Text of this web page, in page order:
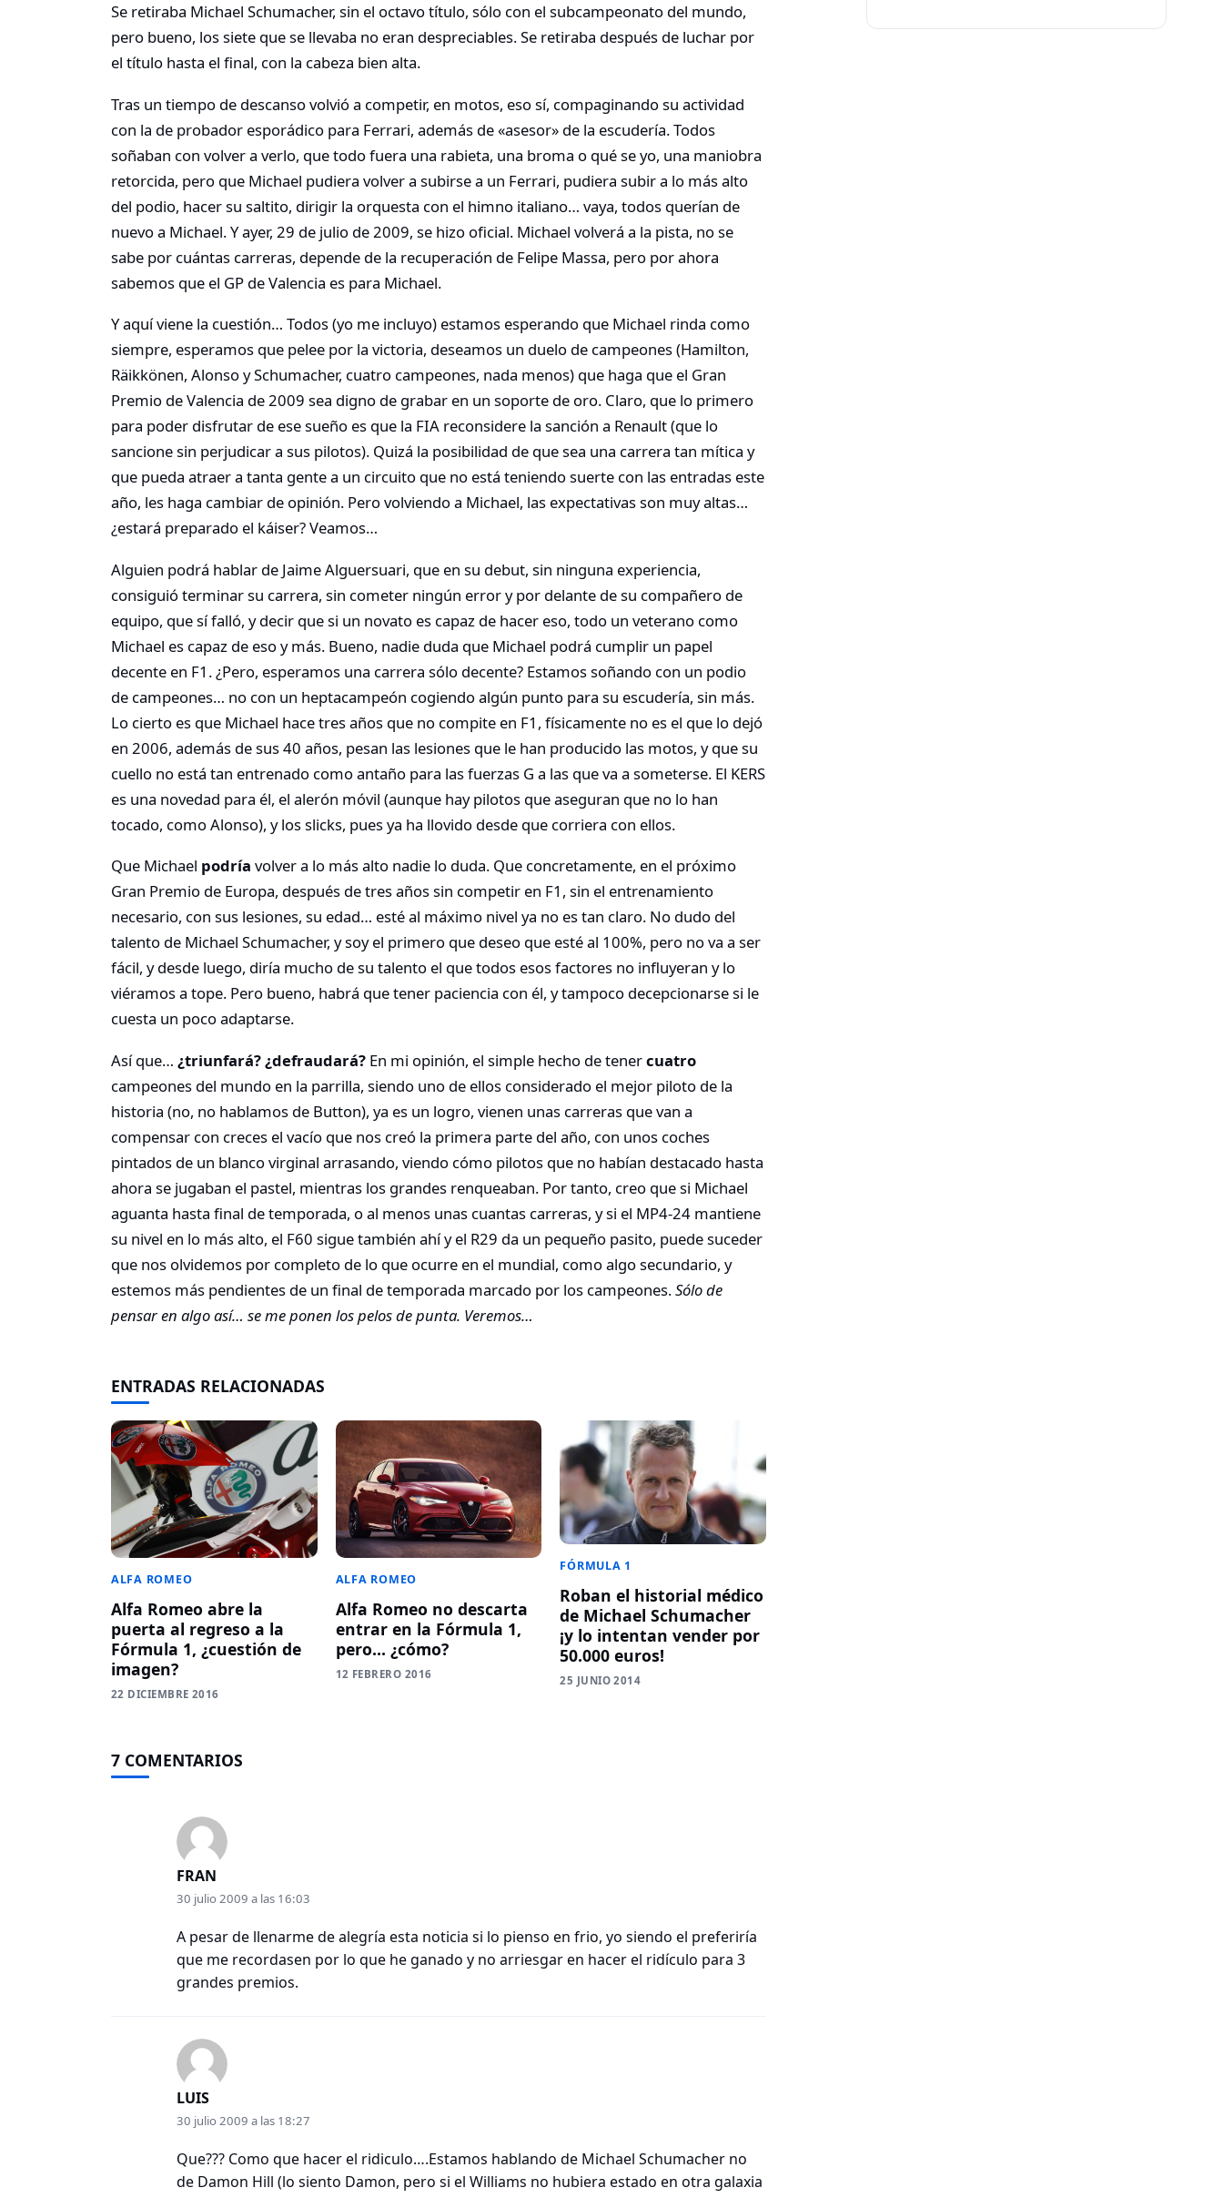
Se retiraba Michael Schumacher, sin el octavo título, sólo con el subcampeonato del mundo,
pero bueno, los siete que se llevaba no eran despreciables. Se retiraba después de luchar por
el título hasta el final, con la cabeza bien alta.
Tras un tiempo de descanso volvió a competir, en motos, eso sí, compaginando su actividad
con la de probador esporádico para Ferrari, además de «asesor» de la escudería. Todos
soñaban con volver a verlo, que todo fuera una rabieta, una broma o qué se yo, una maniobra
retorcida, pero que Michael pudiera volver a subirse a un Ferrari, pudiera subir a lo más alto
del podio, hacer su saltito, dirigir la orquesta con el himno italiano… vaya, todos querían de
nuevo a Michael. Y ayer, 29 de julio de 2009, se hizo oficial. Michael volverá a la pista, no se
sabe por cuántas carreras, depende de la recuperación de Felipe Massa, pero por ahora
sabemos que el GP de Valencia es para Michael.
Y aquí viene la cuestión… Todos (yo me incluyo) estamos esperando que Michael rinda como
siempre, esperamos que pelee por la victoria, deseamos un duelo de campeones (Hamilton,
Räikkönen, Alonso y Schumacher, cuatro campeones, nada menos) que haga que el Gran
Premio de Valencia de 2009 sea digno de grabar en un soporte de oro. Claro, que lo primero
para poder disfrutar de ese sueño es que la FIA reconsidere la sanción a Renault (que lo
sancione sin perjudicar a sus pilotos). Quizá la posibilidad de que sea una carrera tan mítica y
que pueda atraer a tanta gente a un circuito que no está teniendo suerte con las entradas este
año, les haga cambiar de opinión. Pero volviendo a Michael, las expectativas son muy altas…
¿estará preparado el káiser? Veamos…
Alguien podrá hablar de Jaime Alguersuari, que en su debut, sin ninguna experiencia,
consiguió terminar su carrera, sin cometer ningún error y por delante de su compañero de
equipo, que sí falló, y decir que si un novato es capaz de hacer eso, todo un veterano como
Michael es capaz de eso y más. Bueno, nadie duda que Michael podrá cumplir un papel
decente en F1. ¿Pero, esperamos una carrera sólo decente? Estamos soñando con un podio
de campeones… no con un heptacampeón cogiendo algún punto para su escudería, sin más.
Lo cierto es que Michael hace tres años que no compite en F1, físicamente no es el que lo dejó
en 2006, además de sus 40 años, pesan las lesiones que le han producido las motos, y que su
cuello no está tan entrenado como antaño para las fuerzas G a las que va a someterse. El KERS
es una novedad para él, el alerón móvil (aunque hay pilotos que aseguran que no lo han
tocado, como Alonso), y los slicks, pues ya ha llovido desde que corriera con ellos.
Que Michael podría volver a lo más alto nadie lo duda. Que concretamente, en el próximo
Gran Premio de Europa, después de tres años sin competir en F1, sin el entrenamiento
necesario, con sus lesiones, su edad… esté al máximo nivel ya no es tan claro. No dudo del
talento de Michael Schumacher, y soy el primero que deseo que esté al 100%, pero no va a ser
fácil, y desde luego, diría mucho de su talento el que todos esos factores no influyeran y lo
viéramos a tope. Pero bueno, habrá que tener paciencia con él, y tampoco decepcionarse si le
cuesta un poco adaptarse.
Así que… ¿triunfará? ¿defraudará? En mi opinión, el simple hecho de tenercuatro
campeones del mundo en la parrilla, siendo uno de ellos considerado el mejor piloto de la
historia (no, no hablamos de Button), ya es un logro, vienen unas carreras que van a
compensar con creces el vacío que nos creó la primera parte del año, con unos coches
pintados de un blanco virginal arrasando, viendo cómo pilotos que no habían destacado hasta
ahora se jugaban el pastel, mientras los grandes renqueaban. Por tanto, creo que si Michael
aguanta hasta final de temporada, o al menos unas cuantas carreras, y si el MP4-24 mantiene
su nivel en lo más alto, el F60 sigue también ahí y el R29 da un pequeño pasito, puede suceder
que nos olvidemos por completo de lo que ocurre en el mundial, como algo secundario, y
estemos más pendientes de un final de temporada marcado por los campeones.Sólo de
pensar en algo así… se me ponen los pelos de punta. Veremos…
ENTRADAS RELACIONADAS
ALFA ROMEO
Alfa Romeo abre la
puerta al regreso a la
Fórmula 1, ¿cuestión de
imagen?
22 DICIEMBRE 2016
ALFA ROMEO
Alfa Romeo no descarta
entrar en la Fórmula 1,
pero… ¿cómo?
12 FEBRERO 2016
FÓRMULA 1
Roban el historial médico
de Michael Schumacher
¡y lo intentan vender por
50.000 euros!
25 JUNIO 2014
7 COMENTARIOS
FRAN
30 julio 2009 a las 16:03
A pesar de llenarme de alegría esta noticia si lo pienso en frio, yo siendo el preferiría
que me recordasen por lo que he ganado y no arriesgar en hacer el ridículo para 3
grandes premios.
LUIS
30 julio 2009 a las 18:27
Que??? Como que hacer el ridiculo….Estamos hablando de Michael Schumacher no
de Damon Hill (lo siento Damon, pero si el Williams no hubiera estado en otra galaxia